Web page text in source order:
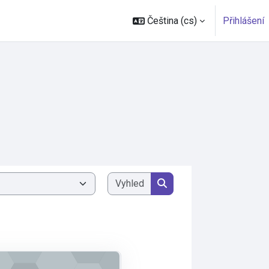
Čeština ‎(cs)‎ Přihlášení
Vyhledat kurzy
Vyhledat kurzy
a statistika v zdravotnictví (2022)